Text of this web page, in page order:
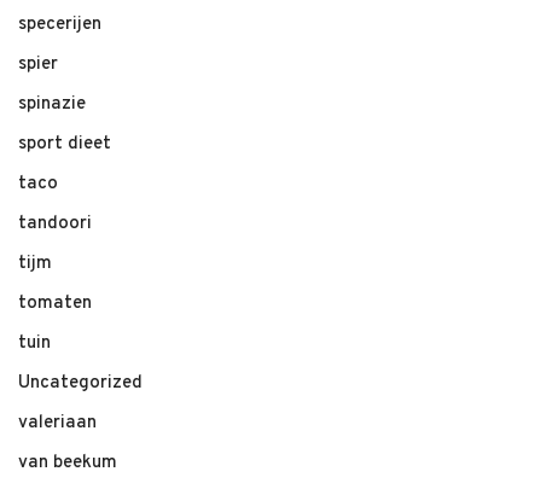
specerijen
spier
spinazie
sport dieet
taco
tandoori
tijm
tomaten
tuin
Uncategorized
valeriaan
van beekum